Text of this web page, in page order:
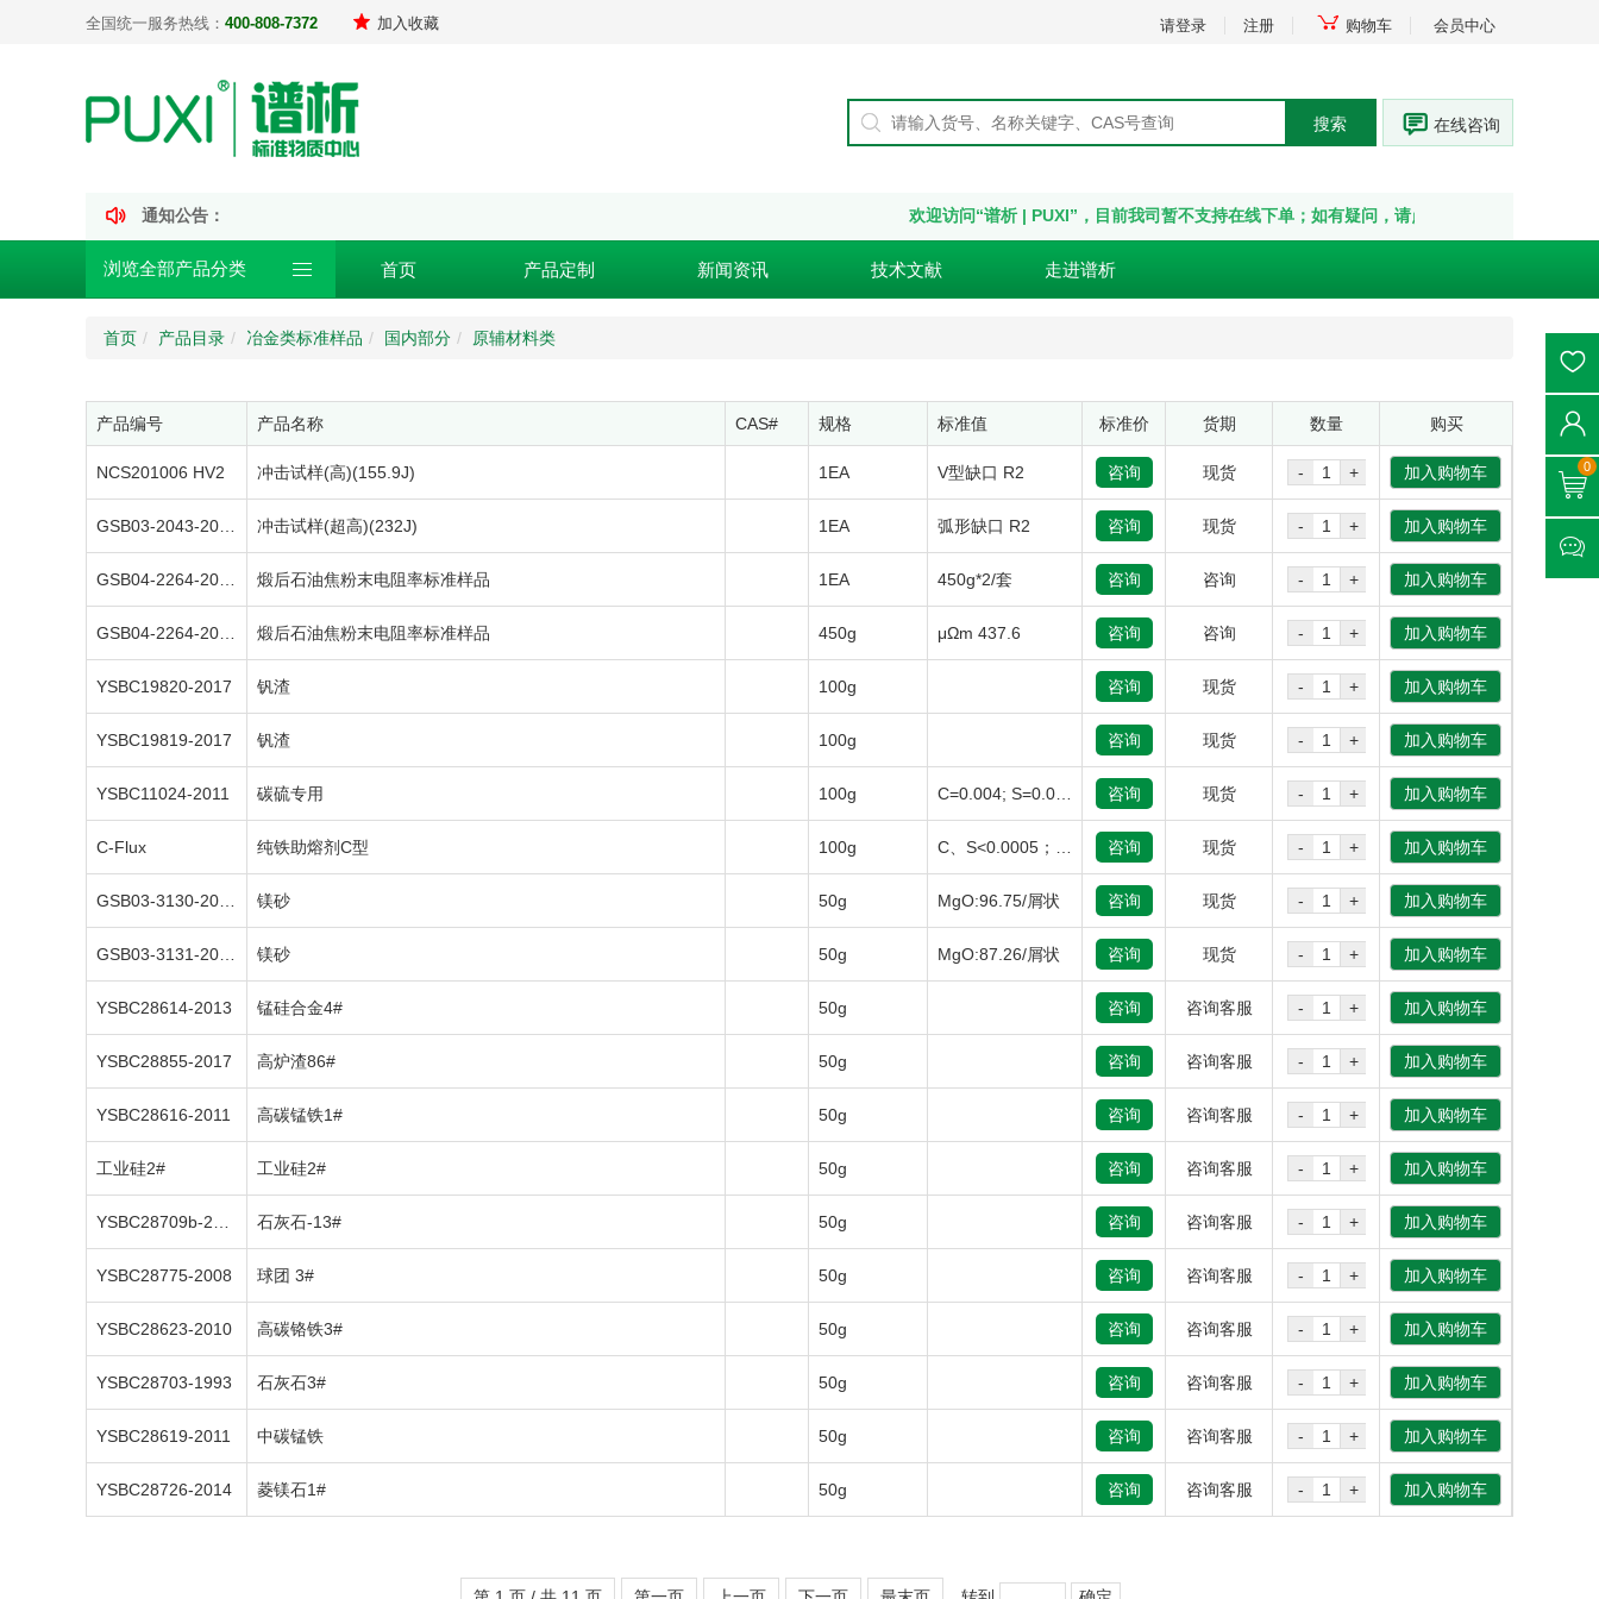
全国统一服务热线： 400-808-7372 加入收藏 请登录 注册 购物车 会员中心
搜索 在线咨询
通知公告： 欢迎访问“谱析 | PUXI”，目前我司暂不支持在线下单；如有疑问，请点击“在线咨询” 或拨打
浏览全部产品分类 首页 产品定制 新闻资讯 技术文献 走进谱析
首页 产品目录 冶金类标准样品 国内部分 原辅材料类
产品编号 产品名称 CAS# 规格 标准值 标准价 货期 数量 购买
NCS201006 HV2 冲击试样(高)(155.9J) 1EA V型缺口 R2 咨询 现货 - + 加入购物车
冲击试样(超高)(232J) 1EA 弧形缺口 R2 咨询 现货 - + 加入购物车
煅后石油焦粉末电阻率标准样品 1EA 450g*2/套 咨询 咨询 - + 加入购物车
煅后石油焦粉末电阻率标准样品 450g μΩm 437.6 咨询 咨询 - + 加入购物车
YSBC19820-2017 钒渣 100g 咨询 现货 - + 加入购物车
YSBC19819-2017 钒渣 100g 咨询 现货 - + 加入购物车
YSBC11024-2011 碳硫专用 100g 咨询 现货 - + 加入购物车
C-Flux 纯铁助熔剂C型 100g 咨询 现货 - + 加入购物车
镁砂 50g MgO:96.75/屑状 咨询 现货 - + 加入购物车
镁砂 50g MgO:87.26/屑状 咨询 现货 - + 加入购物车
YSBC28614-2013 锰硅合金4# 50g 咨询 咨询客服 - + 加入购物车
YSBC28855-2017 高炉渣86# 50g 咨询 咨询客服 - + 加入购物车
YSBC28616-2011 高碳锰铁1# 50g 咨询 咨询客服 - + 加入购物车
工业硅2# 工业硅2# 50g 咨询 咨询客服 - + 加入购物车
石灰石-13# 50g 咨询 咨询客服 - + 加入购物车
YSBC28775-2008 球团 3# 50g 咨询 咨询客服 - + 加入购物车
YSBC28623-2010 高碳铬铁3# 50g 咨询 咨询客服 - + 加入购物车
YSBC28703-1993 石灰石3# 50g 咨询 咨询客服 - + 加入购物车
YSBC28619-2011 中碳锰铁 50g 咨询 咨询客服 - + 加入购物车
YSBC28726-2014 菱镁石1# 50g 咨询 咨询客服 - + 加入购物车
0